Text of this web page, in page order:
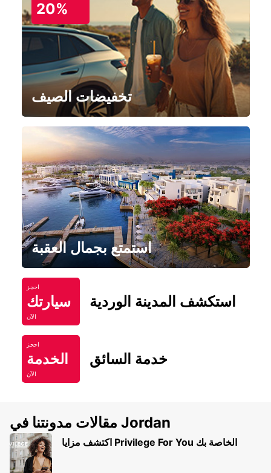
20%
تخفيضات الصيف
استمتع بجمال العقبة
احجز
سيارتك
الآن
استكشف المدينة الوردية
احجز
الخدمة
الآن
خدمة السائق
مقالات مدونتنا في Jordan
اكتشف مزايا Privilege For You الخاصة بك